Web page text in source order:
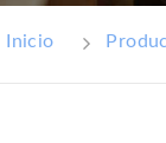
Inicio